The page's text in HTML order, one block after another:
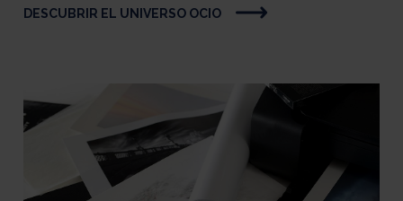
DESCUBRIR EL UNIVERSO OCIO